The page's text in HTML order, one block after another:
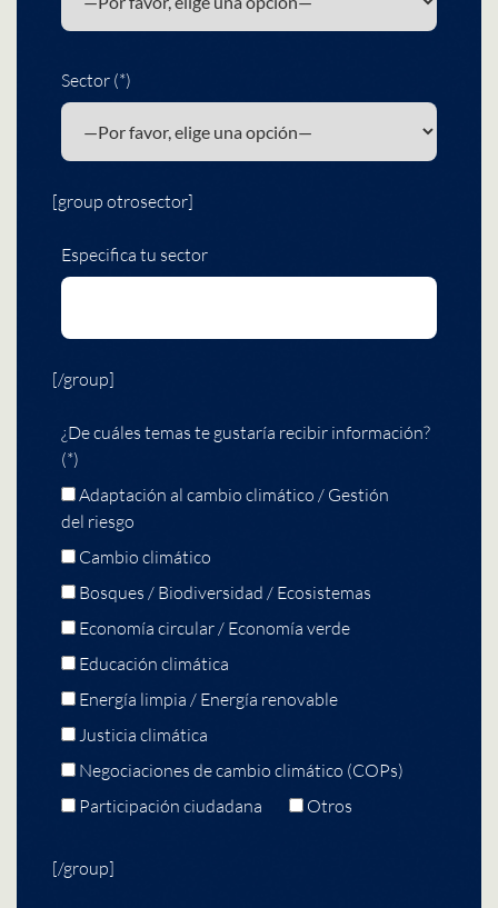
Sector (*)
[group otrosector]
Especifica tu sector
[/group]
¿De cuáles temas te gustaría recibir información?
(*)
Adaptación al cambio climático / Gestión
del riesgo
Cambio climático
Bosques / Biodiversidad / Ecosistemas
Economía circular / Economía verde
Educación climática
Energía limpia / Energía renovable
Justicia climática
Negociaciones de cambio climático (COPs)
Participación ciudadana
Otros
[/group]